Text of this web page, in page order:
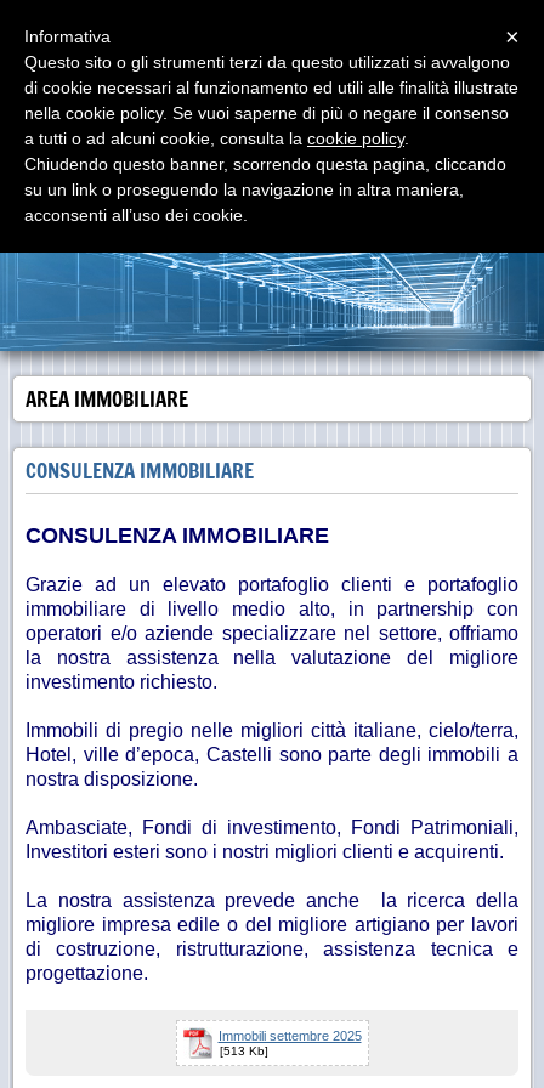
START-REC
per le aziende che vogliono nascere ... per quelle che
vogliono rinascere ....
AREA IMMOBILIARE
CONSULENZA IMMOBILIARE
CONSULENZA IMMOBILIARE
Grazie ad un elevato portafoglio clienti e portafoglio
immobiliare di livello medio alto, in partnership con
operatori e/o aziende specializzare nel settore, offriamo
la nostra assistenza nella valutazione del migliore
investimento richiesto.
Immobili di pregio nelle migliori città italiane, cielo/terra,
Hotel, ville d’epoca, Castelli sono parte degli immobili a
nostra disposizione.
Ambasciate, Fondi di investimento, Fondi Patrimoniali,
Investitori esteri sono i nostri migliori clienti e acquirenti.
La nostra assistenza prevede anche la ricerca della
migliore impresa edile o del migliore artigiano per lavori
di costruzione, ristrutturazione, assistenza tecnica e
progettazione.
Immobili settembre 2025
[513 Kb]
×
Informativa
Questo sito o gli strumenti terzi da questo utilizzati si avvalgono
di cookie necessari al funzionamento ed utili alle finalità illustrate
nella cookie policy. Se vuoi saperne di più o negare il consenso
a tutti o ad alcuni cookie, consulta la cookie policy.
Chiudendo questo banner, scorrendo questa pagina, cliccando
su un link o proseguendo la navigazione in altra maniera,
acconsenti all’uso dei cookie.